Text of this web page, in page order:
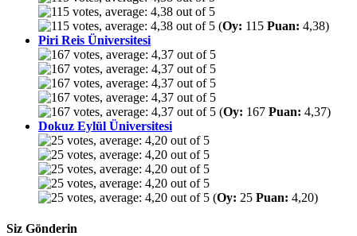
(Oy: 115 Puan: 4,38)
Piri Reis Üniversitesi
(Oy: 167 Puan: 4,37)
Dokuz Eylül Üniversitesi
(Oy: 25 Puan: 4,20)
Siz Gönderin